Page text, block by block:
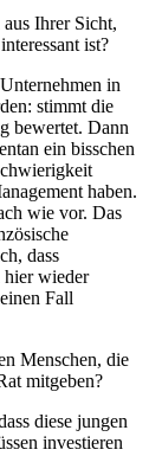
Ihrer Sicht,
ist?
in
stimmt die
bewertet. Dann
ein bisschen
haben.
wie vor. Das
dass
hier wieder
Fall
Menschen, die
mitgeben?
diese jungen
investieren